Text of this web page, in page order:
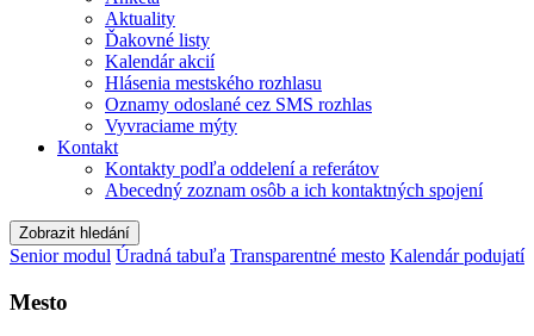
Aktuality
Ďakovné listy
Kalendár akcií
Hlásenia mestského rozhlasu
Oznamy odoslané cez SMS rozhlas
Vyvraciame mýty
Kontakt
Kontakty podľa oddelení a referátov
Abecedný zoznam osôb a ich kontaktných spojení
Zobrazit hledání
Senior modul Úradná tabuľa Transparentné mesto Kalendár podujatí
Mesto